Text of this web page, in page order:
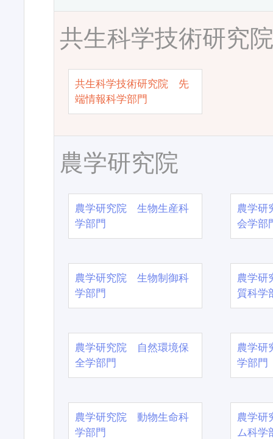
共生科学技術研究
共生科学技術研究院 先
端情報科学部門
農学研究院
農学研究院 生物生産科
学部門
農学
会学部
農学研究院 生物制御科
学部門
農学
質科学
農学研究院 自然環境保
全学部門
農学
学部門
農学研究院 動物生命科
学部門
農学
ム科学